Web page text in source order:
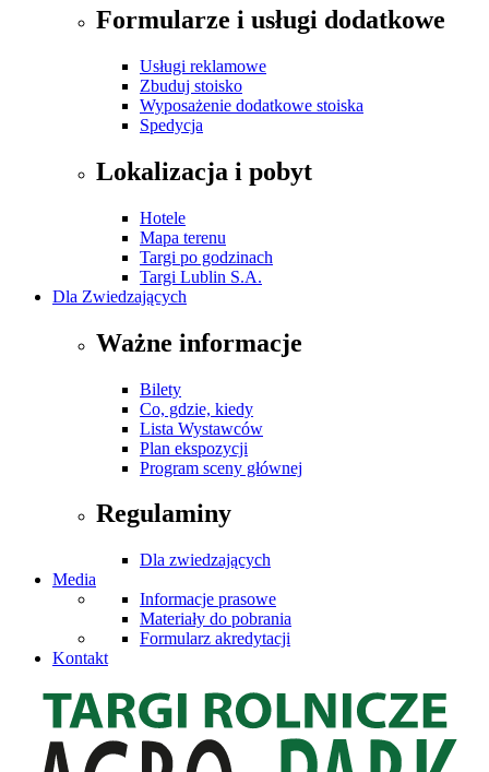
Formularze i usługi dodatkowe
Usługi reklamowe
Zbuduj stoisko
Wyposażenie dodatkowe stoiska
Spedycja
Lokalizacja i pobyt
Hotele
Mapa terenu
Targi po godzinach
Targi Lublin S.A.
Dla Zwiedzających
Ważne informacje
Bilety
Co, gdzie, kiedy
Lista Wystawców
Plan ekspozycji
Program sceny głównej
Regulaminy
Dla zwiedzających
Media
Informacje prasowe
Materiały do pobrania
Formularz akredytacji
Kontakt